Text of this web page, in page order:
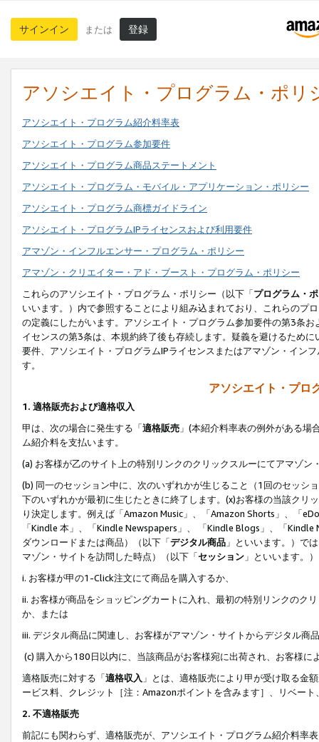
サインイン または 登録
アソシエイト・プログラム・ポリ
アソシエイト・プログラム紹介料率表
アソシエイト・プログラム参加要件
アソシエイト・プログラム商品ステートメント
アソシエイト・プログラム・モバイル・アプリケーション・ポリシー
アソシエイト・プログラム商標ガイドライン
アソシエイト・プログラムIPライセンスおよび利用要件
アマゾン・インフルエンサー・プログラム・ポリシー
アマゾン・クリエイター・アド・ブースト・プログラム・ポリシー
これらのアソシエイト・プログラム・ポリシー（以下「プログラム・
いいます。）内で参照することにより組み込まれており、これらのプ
の定義にしたがいます。アソシエイト・プログラム参加要件の第3条
イセンスの第3条は、本規約終了後も存続します。疑義を避けるため
要件、アソシエイト・プログラムIPライセンスまたはアマゾン・イン
す。
アソシエイト・プロ
1. 適格販売および適格収入
甲は、次の場合に発生する「適格販売 」(本紹介料率表の例外がある
ム紹介料を支払います。
(a) お客様が乙のサイト上の特別リンクのクリックスルーにてアマゾン
(b) 同一のセッション中に、次のいずれかが生じること（1回のセッシ
下のいずれかが最初に生じたときに終了します。(x)お客様の当該ク
り決定します。例えば「Amazon Music」、「Amazon Shorts」、「
「Kindle 本」、「Kindle Newspapers」、 「Kindle Blogs」、「
ダウンロードまたは商品）（以下「デジタル商品 」といいます。）で
マゾン・サイトを訪問した時点）（以下「セッション 」といいます。
i. お客様が甲の1-Click注文にて商品を購入するか、
ii. お客様が商品をショッピングカートに入れ、最初の特別リンクのク
か、または
iii. デジタル商品に関連し、お客様がアマゾン・サイトからデジタル
(c) 購入から180日以内に、当該商品がお客様宛に出荷され、お客様
適格販売に対する「適格収入 」とは、適格販売により甲が受け取る金
ービス料、クレジット［注：Amazonポイントを含みます］、リベー
2. 不適格販売
前記にも関わらず、適格販売が、アソシエイト・プログラム紹介料率